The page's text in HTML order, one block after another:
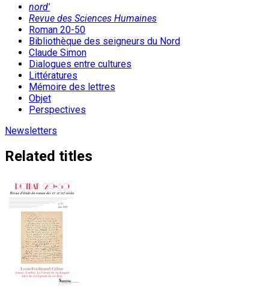
nord'
Revue des Sciences Humaines
Roman 20-50
Bibliothèque des seigneurs du Nord
Claude Simon
Dialogues entre cultures
Littératures
Mémoire des lettres
Objet
Perspectives
Newsletters
Related titles